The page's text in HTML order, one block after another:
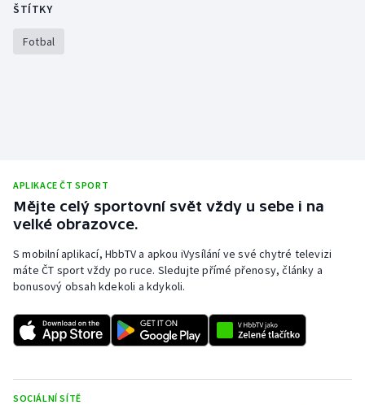
Vodní slalom
Volejbal
Ostatní
ŠTÍTKY
Fotbal
APLIKACE ČT SPORT
Mějte celý sportovní svět vždy u sebe i na
velké obrazovce.
S mobilní aplikací, HbbTV a apkou iVysílání ve své chytré televizi
máte ČT sport vždy po ruce. Sledujte přímé přenosy, články a
bonusový obsah kdekoli a kdykoli.
SOCIÁLNÍ SÍTĚ